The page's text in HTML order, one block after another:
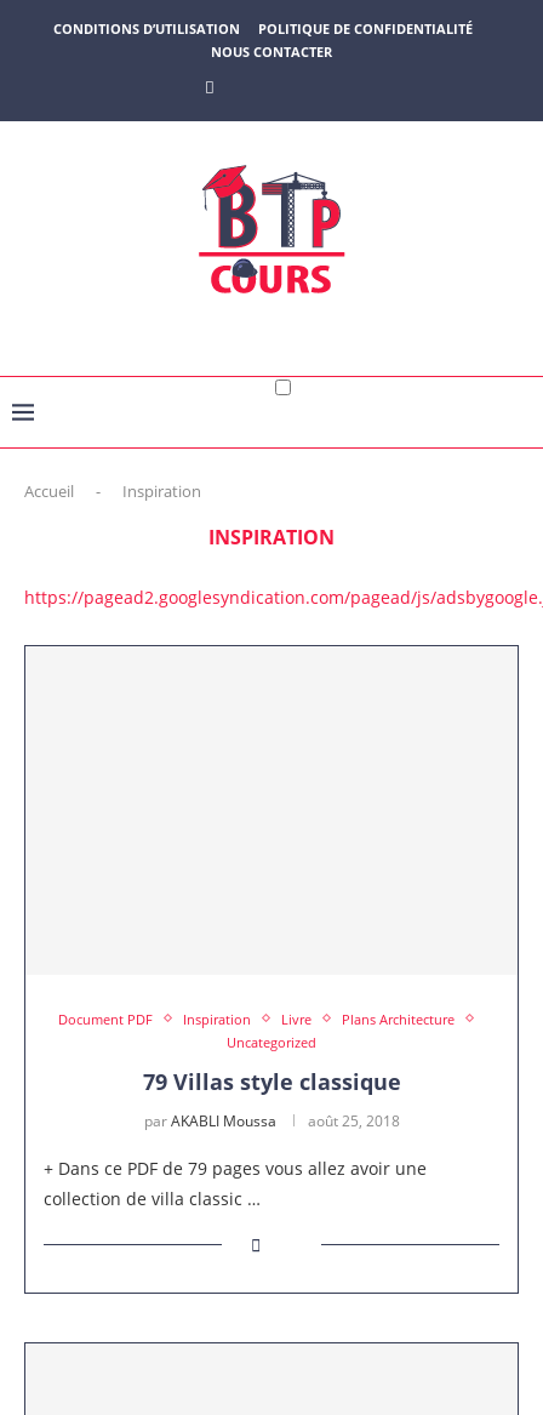
CONDITIONS D’UTILISATION
POLITIQUE DE CONFIDENTIALITÉ
NOUS CONTACTER
Accueil - Inspiration
INSPIRATION
https://pagead2.googlesyndication.com/pagead/js/
Document PDF Inspiration Livre
Plans Architecture
Uncategorized
79 Villas style classique
parAKABLI Moussa août 25, 2018
+ Dans ce PDF de 79 pages vous allez avoir une
collection de villa classic …